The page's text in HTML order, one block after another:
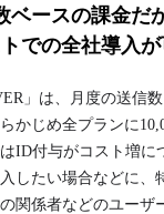
ベースの課金だ
での全社導入が
」は、月度の送信
かじめ全プランに
ID付与がコスト増に
したい場合などに、
関係者などのユーザ